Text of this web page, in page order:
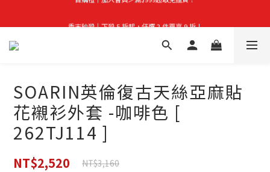
季末秒殺｜下殺 5 折起，任選 2 件再享 9 折！
👑立即成為VIP｜全館商品 75 折起！
SOARIN英倫復古天絲亞麻貼
花襯衫外套 -咖啡色 [
262TJ114 ]
NT$2,520 NT$3,160